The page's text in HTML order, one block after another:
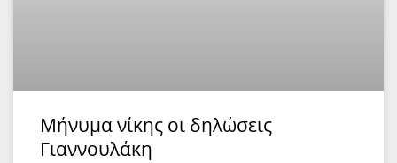
Μήνυμα νίκης οι δηλώσεις
Γιαννουλάκη